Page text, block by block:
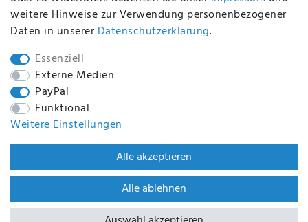
BEI UNS SIND SIE SICHER!
WIR VERSENDEN MIT
WIR SIND ZERTIFIZIERT DURCH
weitere Hinweise zur Verwendung personenbezogener
Daten in unserer Daten­schutz­erklärung.
Essenziell
Externe Medien
PayPal
Funktional
Weitere Einstellungen
Alle akzeptieren
Alle ablehnen